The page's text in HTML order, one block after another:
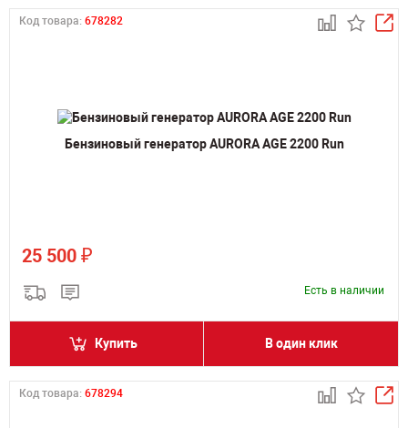
Код товара: 678282
Бензиновый генератор AURORA AGE 2200 Run
25 500 ₽
Есть в наличии
Купить В один клик
Код товара: 678294